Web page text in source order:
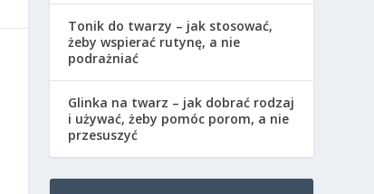
Tonik do twarzy – jak stosować,
żeby wspierać rutynę, a nie
podrażniać
Glinka na twarz – jak dobrać rodzaj
i używać, żeby pomóc porom, a nie
przesuszyć